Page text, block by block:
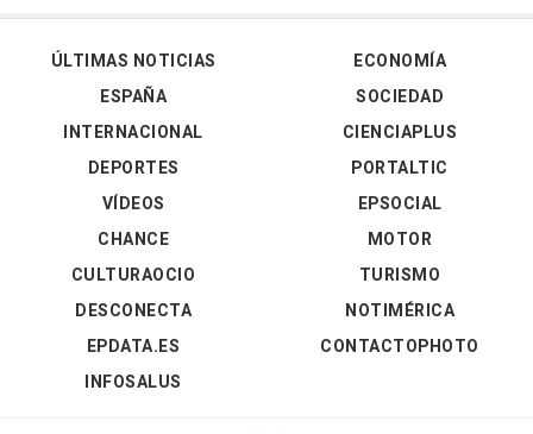
ÚLTIMAS NOTICIAS
ESPAÑA
INTERNACIONAL
DEPORTES
VÍDEOS
ECONOMÍA
SOCIEDAD
CIENCIAPLUS
PORTALTIC
EPSOCIAL
CHANCE
CULTURAOCIO
DESCONECTA
EPDATA.ES
INFOSALUS
MOTOR
TURISMO
NOTIMÉRICA
CONTACTOPHOTO